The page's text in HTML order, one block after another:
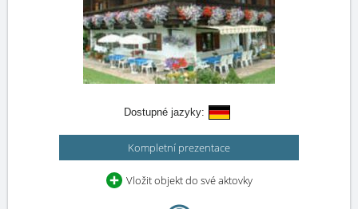
Dostupné jazyky:
Kompletní prezentace
Vložit objekt do své aktovky